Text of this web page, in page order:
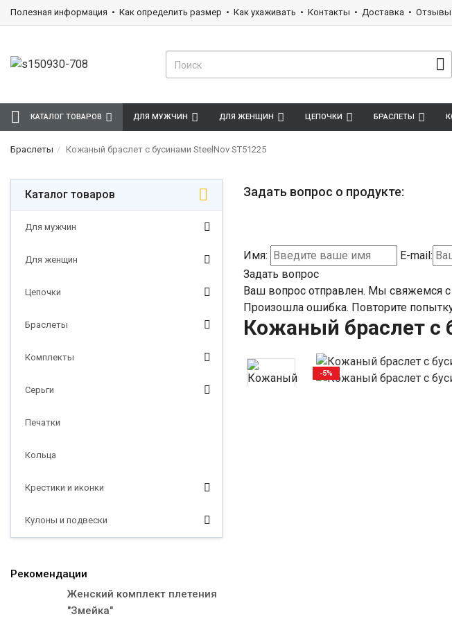
Полезная информация Как определить размер Как ухаживать Контакты Доставка Отзывы
КАТАЛОГ ТОВАРОВ ДЛЯ МУЖЧИН ДЛЯ ЖЕНЩИН ЦЕПОЧКИ БРАСЛЕТЫ
Браслеты Кожаный браслет с бусинами SteelNov ST51225
Каталог товаров
Для мужчин
Для женщин
Цепочки
Браслеты
Комплекты
Серьги
Печатки
Кольца
Крестики и иконки
Кулоны и подвески
Рекомендации
Женский комплект плетения
"Змейка"
Задать вопрос о продукте:
Имя: E-mail:
Задать вопрос
Ваш вопрос отправлен. Мы свяжемся
Произошла ошибка. Повторите
Кожаный браслет с
-5%